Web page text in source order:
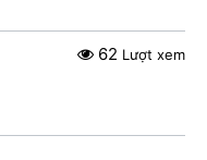
62 Lượt xem